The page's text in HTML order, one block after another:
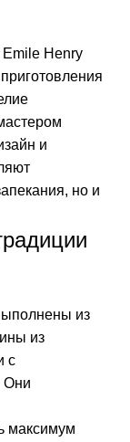
Henry
и
но и
из
из
с
Они
максимум